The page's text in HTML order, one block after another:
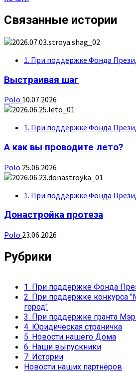
Связанные истории
1. При поддержке Фонда
Выстраивая шаг
Polo 10.07.2026
1. При поддержке Фонда
А как вы проводите лето?
Polo 25.06.2026
1. При поддержке Фонда
Донастройка протеза
Polo 23.06.2026
Рубрики
1. При поддержке Фонда
2. При поддержке конкурса
город"
3. При поддержке гранта
4. Юридическая страничка
5. Новости нашего Дома
6. Наши выпускники
7. Истории
Новости наших партнёров